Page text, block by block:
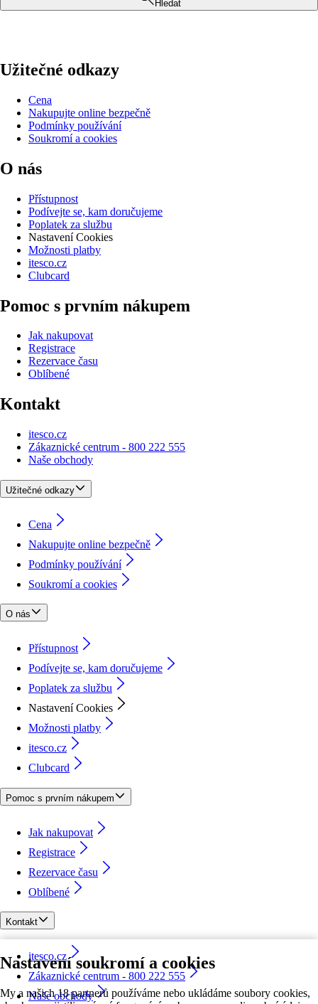
Nastavení soukromí a cookies
My a našich 18 partnerů používáme nebo ukládáme soubory cookies,
Hledat
Užitečné odkazy
Cena
Nakupujte online bezpečně
Podmínky používání
Soukromí a cookies
O nás
Přístupnost
Podívejte se, kam doručujeme
Poplatek za službu
Nastavení Cookies
Možnosti platby
itesco.cz
Clubcard
Pomoc s prvním nákupem
Jak nakupovat
Registrace
Rezervace času
Oblíbené
Kontakt
itesco.cz
Zákaznické centrum - 800 222 555
Naše obchody
Užitečné odkazy
Cena
Nakupujte online bezpečně
Podmínky používání
Soukromí a cookies
O nás
Přístupnost
Podívejte se, kam doručujeme
Poplatek za službu
Nastavení Cookies
Možnosti platby
itesco.cz
Clubcard
Pomoc s prvním nákupem
Jak nakupovat
Registrace
Rezervace času
Oblíbené
Kontakt
itesco.cz
Zákaznické centrum - 800 222 555
Naše obchody